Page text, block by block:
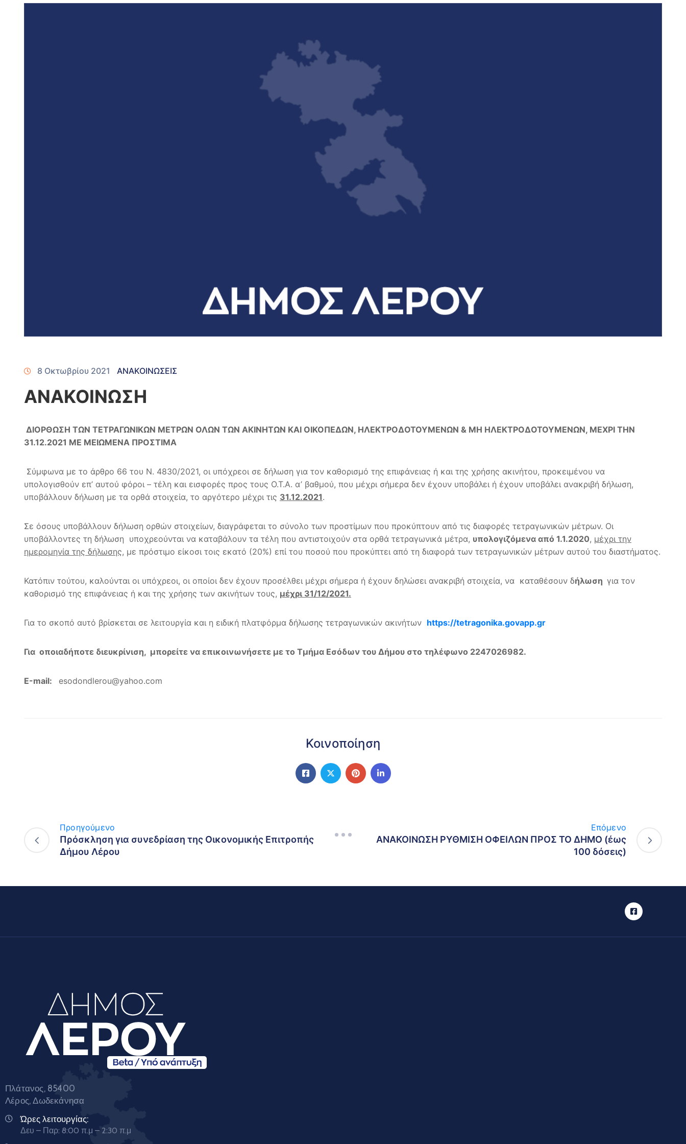
8 Οκτωβρίου 2021 ΑΝΑΚΟΙΝΩΣΕΙΣ
ΑΝΑΚΟΙΝΩΣΗ
ΔΙΟΡΘΩΣΗ ΤΩΝ ΤΕΤΡΑΓΩΝΙΚΩΝ ΜΕΤΡΩΝ ΟΛΩΝ ΤΩΝ ΑΚΙΝΗΤΩΝ ΚΑΙ ΟΙΚΟΠΕΔΩΝ, ΗΛΕΚΤΡΟΔΟΤΟΥΜΕΝΩΝ & ΜΗ ΗΛΕΚΤΡΟΔΟΤΟΥΜΕΝΩΝ, ΜΕΧΡΙ ΤΗΝ
31.12.2021 ΜΕ ΜΕΙΩΜΕΝΑ ΠΡΟΣΤΙΜΑ
Σύμφωνα με το άρθρο 66 του Ν. 4830/2021, οι υπόχρεοι σε δήλωση για τον καθορισμό της επιφάνειας ή και της χρήσης ακινήτου, προκειμένου να
υπολογισθούν επ’ αυτού φόροι – τέλη και εισφορές προς τους Ο.Τ.Α. α’ βαθμού, που μέχρι σήμερα δεν έχουν υποβάλει ή έχουν υποβάλει ανακριβή δήλωση,
υποβάλλουν δήλωση με τα ορθά στοιχεία, το αργότερο μέχρι τις 31.12.2021.
Σε όσους υποβάλλουν δήλωση ορθών στοιχείων, διαγράφεται το σύνολo των προστίμων που προκύπτουν από τις διαφορές τετραγωνικών μέτρων. Οι
υποβάλλοντες τη δήλωση υποχρεούνται να καταβάλουν τα τέλη που αντιστοιχούν στα ορθά τετραγωνικά μέτρα, υπολογιζόμενα από 1.1.2020, μέχρι την
ημερομηνία της δήλωσης, με πρόστιμο είκοσι τοις εκατό (20%) επί του ποσού που προκύπτει από τη διαφορά των τετραγωνικών μέτρων αυτού του διαστήματος.
Κατόπιν τούτου, καλούνται οι υπόχρεοι, οι οποίοι δεν έχουν προσέλθει μέχρι σήμερα ή έχουν δηλώσει ανακριβή στοιχεία, να καταθέσουν δήλωση για τον
καθορισμό της επιφάνειας ή και της χρήσης των ακινήτων τους, μέχρι 31/12/2021.
Για το σκοπό αυτό βρίσκεται σε λειτουργία και η ειδική πλατφόρμα δήλωσης τετραγωνικών ακινήτων https://tetragonika.govapp.gr
Για οποιαδήποτε διευκρίνιση, μπορείτε να επικοινωνήσετε με το Τμήμα Εσόδων του Δήμου στο τηλέφωνο 2247026982.
Ε-mail: esodondlerou@yahoo.com
Κοινοποίηση
Προηγούμενο
Πρόσκληση για συνεδρίαση της Οικονομικής Επιτροπής
Δήμου Λέρου
Επόμενο
ΑΝΑΚΟΙΝΩΣΗ ΡΥΘΜΙΣΗ ΟΦΕΙΛΩΝ ΠΡΟΣ ΤΟ ΔΗΜΟ (έως
100 δόσεις)
Πλάτανος, 85400
Λέρος, Δωδεκάνησα
Ώρες λειτουργίας:
Δευ – Παρ: 8:00 π.μ – 2:30 π.μ